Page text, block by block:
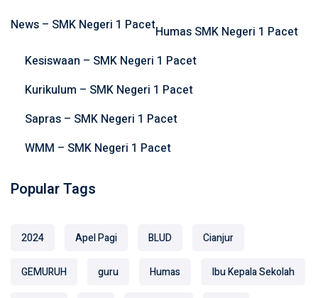
fNews – SMK Negeri 1 PacetHumas SMK Negeri 1 Pacet
Kesiswaan – SMK Negeri 1 Pacet
Kurikulum – SMK Negeri 1 Pacet
Sapras – SMK Negeri 1 Pacet
WMM – SMK Negeri 1 Pacet
Popular Tags
2024 Apel Pagi BLUD Cianjur
GEMURUH guru Humas Ibu Kepala Sekolah